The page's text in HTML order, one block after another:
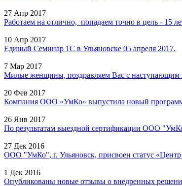
27 Апр 2017
Работаем на отлично, попадаем точно в цель - 15
10 Апр 2017
Единый Семинар 1С в Ульяновске 05 апреля 2017.
7 Мар 2017
Милые женщины, поздравляем Вас с наступающим
20 Фев 2017
Компания ООО «УмКо» выпустила новый
26 Янв 2017
По результатам выездной сертификации ООО
27 Дек 2016
ООО "УмКо", г. Ульяновск, присвоен статус
1 Дек 2016
Опубликованы новые отзывы о внедренных